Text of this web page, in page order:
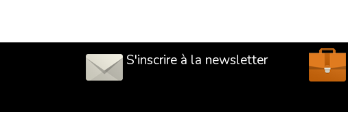
S'inscrire à la newsletter